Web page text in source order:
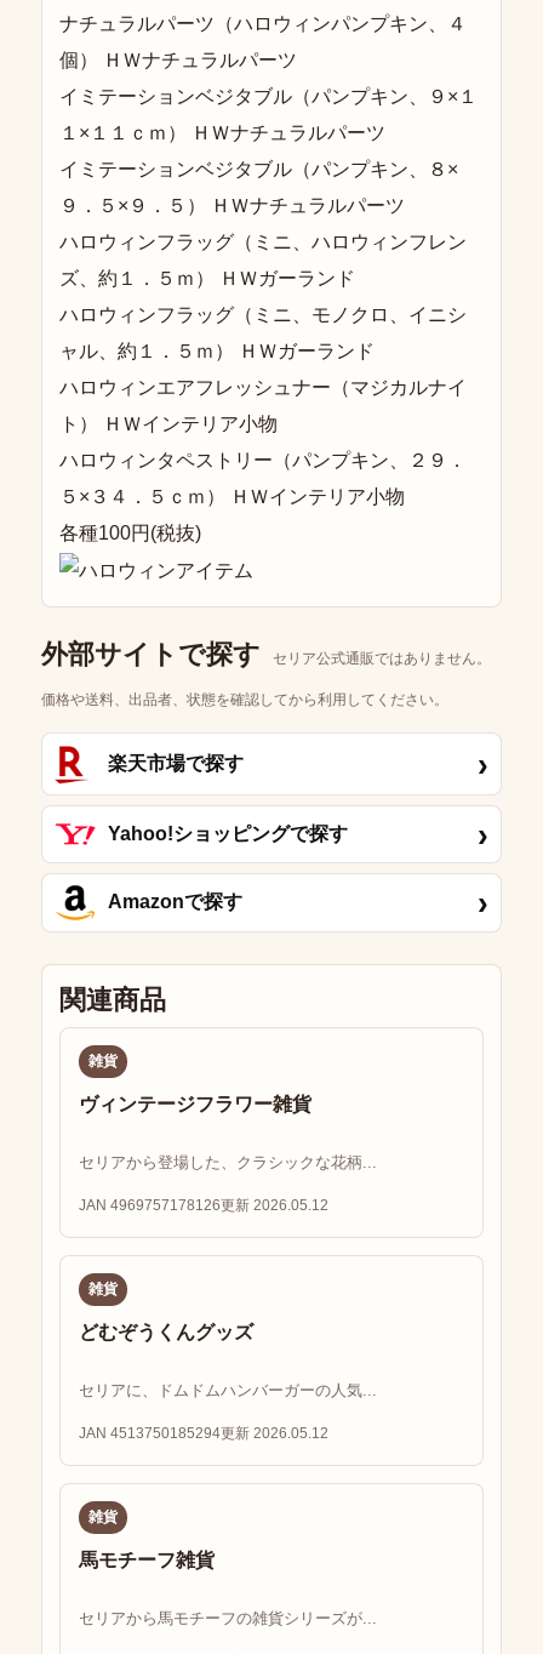
ナチュラルパーツ（ハロウィンパンプキン、４
個） ＨＷナチュラルパーツ
イミテーションベジタブル（パンプキン、９×１
１×１１ｃｍ） ＨＷナチュラルパーツ
イミテーションベジタブル（パンプキン、８×
９．５×９．５） ＨＷナチュラルパーツ
ハロウィンフラッグ（ミニ、ハロウィンフレン
ズ、約１．５ｍ） ＨＷガーランド
ハロウィンフラッグ（ミニ、モノクロ、イニシ
ャル、約１．５ｍ） ＨＷガーランド
ハロウィンエアフレッシュナー（マジカルナイ
ト） ＨＷインテリア小物
ハロウィンタペストリー（パンプキン、２９．
５×３４．５ｃｍ） ＨＷインテリア小物
各種100円(税抜)
外部サイトで探す セリア公式通販ではありません。
価格や送料、出品者、状態を確認してから利用してください。
楽天市場で探す ›
Yahoo!ショッピングで探す ›
Amazonで探す ›
関連商品
雑貨
ヴィンテージフラワー雑貨
セリアから登場した、クラシックな花柄...
JAN 4969757178126更新 2026.05.12
雑貨
どむぞうくんグッズ
セリアに、ドムドムハンバーガーの人気...
JAN 4513750185294更新 2026.05.12
雑貨
馬モチーフ雑貨
セリアから馬モチーフの雑貨シリーズが...